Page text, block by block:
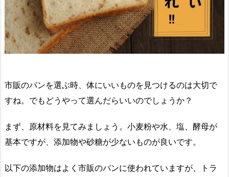
市販のパンを選ぶ時、体にいいものを見つけるのは大切で
すね。でもどうやって選んだらいいのでしょうか？
まず、原材料を見てみましょう。小麦粉や水、塩、酵母が
基本ですが、添加物や砂糖が少ないものが良いです。
以下の添加物はよく市販のパンに使われていますが、トラ